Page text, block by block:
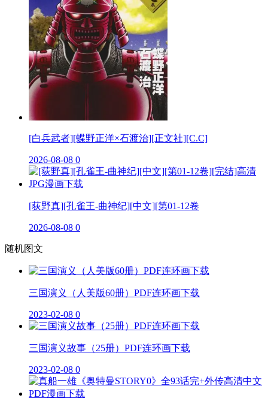
[白兵武者][蝶野正洋×石渡治][正文社][C.C]
2026-08-08 0
[荻野真][孔雀王-曲神纪][中文][第01-12卷
2026-08-08 0
随机图文
三国演义（人美版60册）PDF连环画下载
2023-02-08 0
三国演义故事（25册）PDF连环画下载
2023-02-08 0